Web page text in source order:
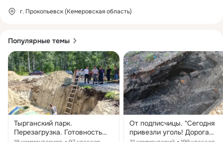
Популярные темы
Тырганский парк.
Перезагрузка. Готовность
От подписчицы. "Сегодня
привезли уголь! Дорога
г. Прокопьевск (Кемеровская область)